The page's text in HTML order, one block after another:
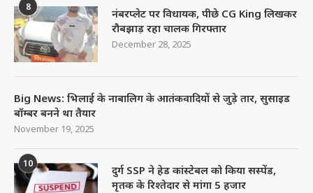
8
नंबरप्लेट पर विधायक, पीछे CG King लिखकर
रौबझाड़ रहा चालक गिरफ्तार
December 28, 2025
Big News: भिलाई के नाबालिग के आतंकवादियों से जुड़े तार, सुसाइड
बॉम्बर बनने था तैयार
November 19, 2025
10
दुर्ग SSP ने हेड कांस्टेबल को किया सस्पेंड,
मृतक के रिश्तेदार से मांगा 5 हजार